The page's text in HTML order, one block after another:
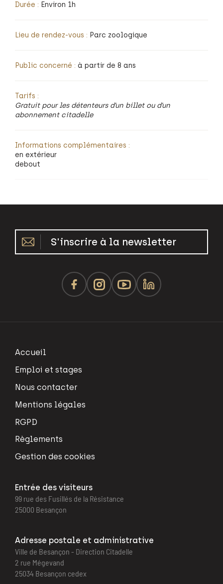
Durée : Environ 1h
Lieu de rendez-vous : Parc zoologique
Public concerné : à partir de 8 ans
Tarifs :
Gratuit pour les détenteurs d’un billet ou d’un
abonnement citadelle
Informations complémentaires :
en extérieur
debout
S'inscrire à la newsletter
Accueil
Emploi et stages
Nous contacter
Mentions légales
RGPD
Règlements
Gestion des cookies
Entrée des visiteurs
99 rue des Fusillés de la Résistance
25000 Besançon
Adresse postale et administrative
Ville de Besançon - Direction Citadelle
2 rue Mégevand
25034 Besançon cedex